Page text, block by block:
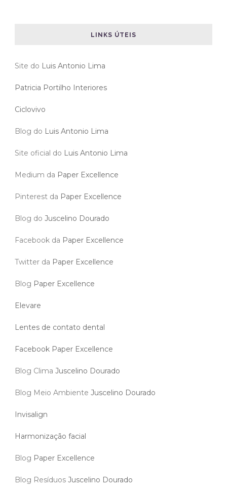
LINKS ÚTEIS
Site do Luis Antonio Lima
Patricia Portilho Interiores
Ciclovivo
Blog do Luis Antonio Lima
Site oficial do Luis Antonio Lima
Medium da Paper Excellence
Pinterest da Paper Excellence
Blog do Juscelino Dourado
Facebook da Paper Excellence
Twitter da Paper Excellence
Blog Paper Excellence
Elevare
Lentes de contato dental
Facebook Paper Excellence
Blog Clima Juscelino Dourado
Blog Meio Ambiente Juscelino Dourado
Invisalign
Harmonização facial
Blog Paper Excellence
Blog Resíduos Juscelino Dourado